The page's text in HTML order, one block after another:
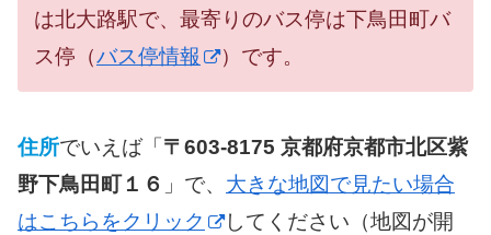
は北大路駅で、最寄りのバス停は下鳥田町バ
ス停（バス停情報 ）です。
住所でいえば「 〒603-8175 京都府京都市北区紫
野下鳥田町１６ 」で、 大きな地図で見たい場合
はこちらをクリック
してください（地図が開